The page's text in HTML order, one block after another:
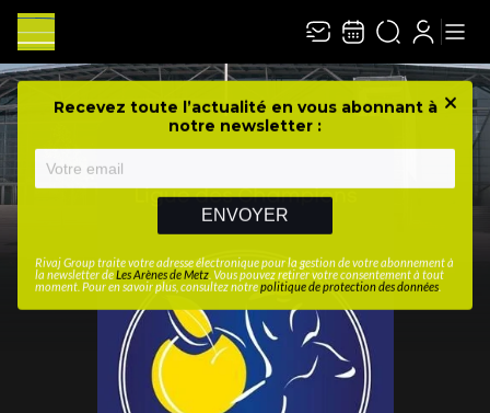
Recevez toute l’actualité en vous abonnant à
notre newsletter :
ENVOYER
Rivaj Group traite votre adresse électronique pour la gestion de votre abonnement à
la newsletter deLes Arènes de Metz. Vous pouvez retirer votre consentement à tout
moment. Pour en savoir plus, consultez notrepolitique de protection des données.